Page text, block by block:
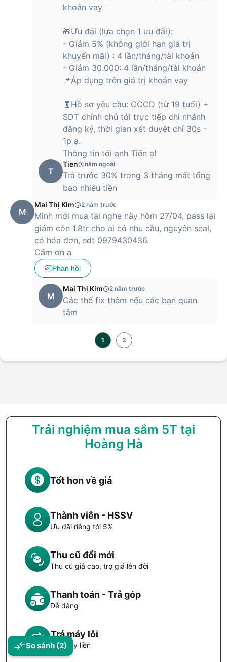
So sánh (2)
khoản vay
🎁Ưu đãi (lựa chọn 1 ưu đãi):
- Giảm 5% (không giới hạn giá trị
khuyến mãi) : 4 lần/tháng/tài khoản
- ​Giảm 30.000: 4 lần/tháng/tài khoản
📌Áp dụng trên giá trị khoản vay
🧾Hồ sơ yêu cầu: CCCD (từ 19 tuổi) +
SDT chính chủ tới trực tiếp chi nhánh
đăng ký, thời gian xét duyệt chỉ 30s -
1p ạ.
Thông tin tới anh Tiến ạ!
T
Tien năm ngoái
Trả trước 30% trong 3 tháng mất tổng
bao nhiêu tiền
M
Mai Thị Kim 2 năm trước
Mình mới mua tai nghe này hôm 27/04, pass lại
giảm còn 1.8tr cho ai có nhu cầu, nguyên seal,
có hóa đơn, sdt 0979430436.
Cảm ơn ạ
Phản hồi
M
Mai Thị Kim 2 năm trước
Các thể fix thêm nếu các bạn quan
tâm
1 2
Trải nghiệm mua sắm 5T tại
Hoàng Hà
Tốt hơn về giá
Thành viên - HSSV
Ưu đãi riêng tới 5%
Thu cũ đổi mới
Thu cũ giá cao, trợ giá lên đời
Thanh toán - Trả góp
Dễ dàng
Trả máy lỗi
Đổi máy liền